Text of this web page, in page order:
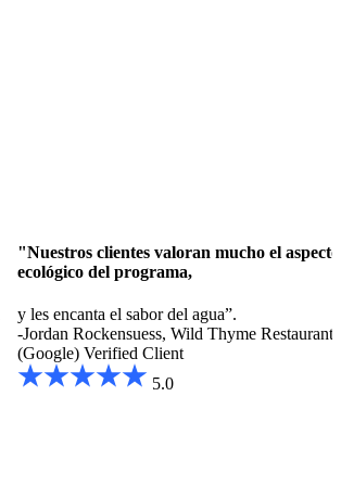
"Nuestros clientes valoran mucho el aspecto
ecológico del programa,
y les encanta el sabor del agua”.
-Jordan Rockensuess, Wild Thyme Restaurant
(Google) Verified Client
5.0